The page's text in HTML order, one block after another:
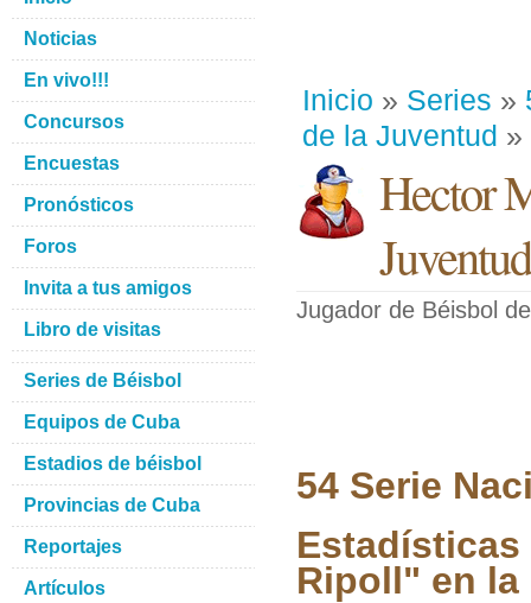
Inicio » Series »
de la Juventud »
Hector
Juventud
Jugador de Béisbol
54 Serie
Estadísticas
Ripoll" en la
Noticias
En vivo!!!
Concursos
Encuestas
Pronósticos
Foros
Invita a tus amigos
Libro de visitas
Series de Béisbol
Equipos de Cuba
Estadios de béisbol
Provincias de Cuba
Reportajes
Artículos